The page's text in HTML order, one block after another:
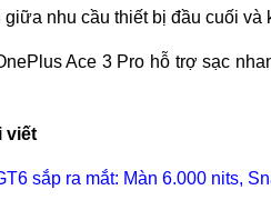
nhu cầu thiết bị đầu cuối và
Ace 3 Pro hỗ trợ sạc
viết
sắp ra mắt: Màn 6.000 nits,